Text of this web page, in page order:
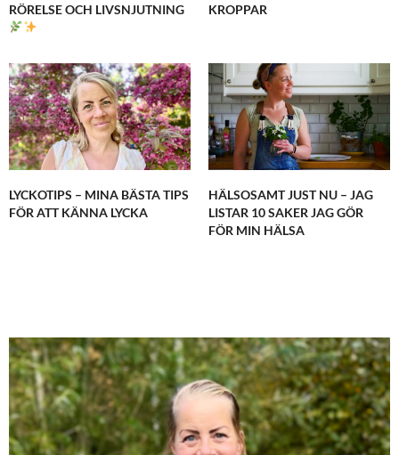
RÖRELSE OCH LIVSNJUTNING
KROPPAR
LYCKOTIPS – MINA BÄSTA TIPS
FÖR ATT KÄNNA LYCKA
HÄLSOSAMT JUST NU – JAG
LISTAR 10 SAKER JAG GÖR
FÖR MIN HÄLSA